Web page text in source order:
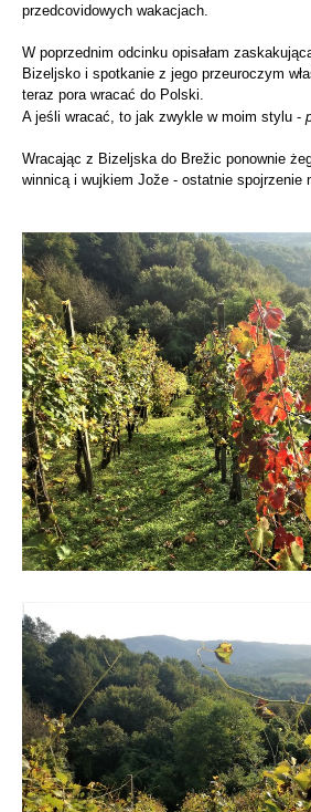
przedcovidowych wakacjach.
W poprzednim odcinku opisałam
Bizeljsko i spotkanie z jego przeuroczym
teraz pora wracać do Polski.
A jeśli wracać, to jak zwykle w moim stylu -
Wracając z Bizeljska do Brežic ponownie
winnicą i wujkiem Jože - ostatnie spojrzenie